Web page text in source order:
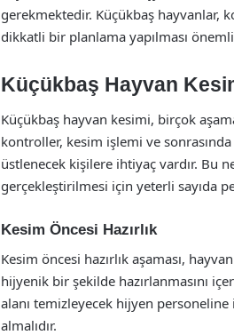
gerekmektedir. Küçükbaş hayvanlar,
dikkatli bir planlama yapılması
Küçükbaş Hayvan
Küçükbaş hayvan kesimi, birçok
kontroller, kesim işlemi ve
üstlenecek kişilere ihtiyaç vardır. Bu
gerçekleştirilmesi için yeterli sayıda
Kesim Öncesi Hazırlık
Kesim öncesi hazırlık aşaması,
hijyenik bir şekilde hazırlanmasını
alanı temizleyecek hijyen
almalıdır.